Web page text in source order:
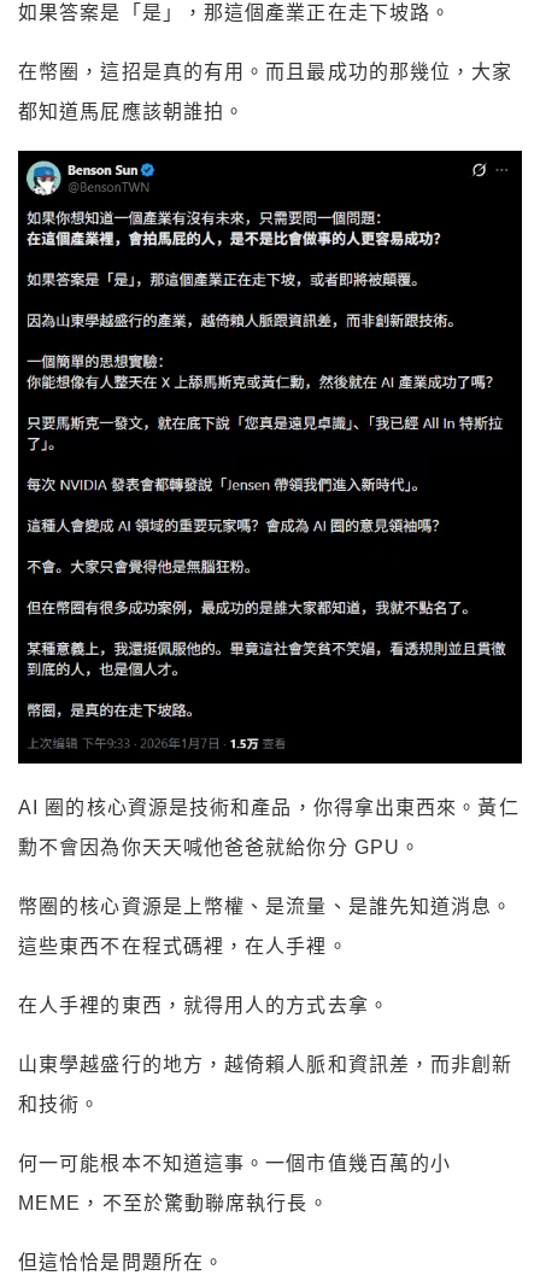
如果答案是「是」，那這個產業正在走下坡路。
在幣圈，這招是真的有用。而且最成功的那幾位，大家
都知道馬屁應該朝誰拍。
AI 圈的核心資源是技術和產品，你得拿出東西來。黃仁
勳不會因為你天天喊他爸爸就給你分 GPU。
幣圈的核心資源是上幣權、是流量、是誰先知道消息。
這些東西不在程式碼裡，在人手裡。
在人手裡的東西，就得用人的方式去拿。
山東學越盛行的地方，越倚賴人脈和資訊差，而非創新
和技術。
何一可能根本不知道這事。一個市值幾百萬的小
MEME，不至於驚動聯席執行長。
但這恰恰是問題所在。